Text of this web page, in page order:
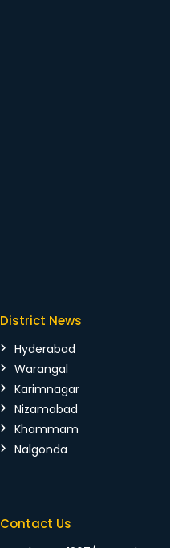
District News
Hyderabad
Warangal
Karimnagar
Nizamabad
Khammam
Nalgonda
Contact Us